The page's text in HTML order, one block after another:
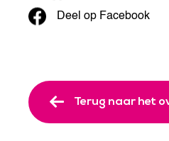
Deel op Facebook
Terug naar het